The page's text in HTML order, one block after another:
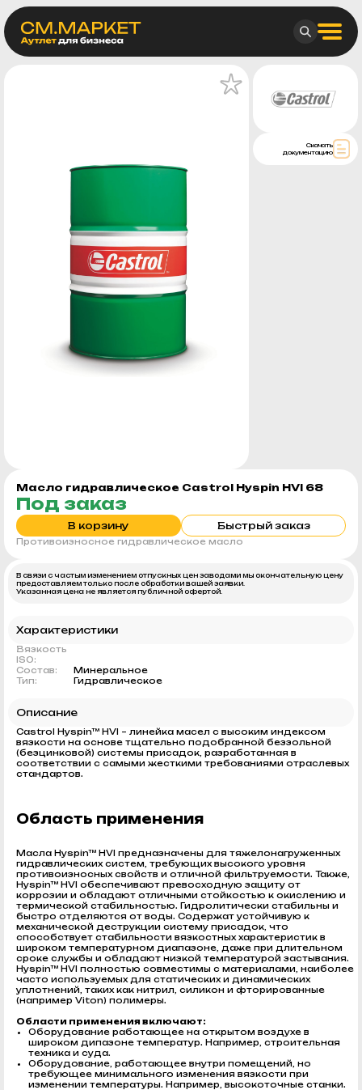
Масло гидравлическое Castrol Hyspin HVI 68
Под заказ
В корзину Быстрый заказ
Противоизносное гидравлическое масло
Скачать
документацию
В связи с частым изменением отпускных цен заводами мы окончательную цену
предоставляем только после обработки вашей заявки.
Указанная цена не является публичной офертой.
Характеристики
Вязкость
ISO:
Состав:
Минеральное
Тип:
Гидравлическое
Описание
Castrol Hyspin™ HVI – линейка масел с высоким индексом
вязкости на основе тщательно подобранной беззольной
(безцинковой) системы присадок, разработанная в
соответствии с самыми жесткими требованиями отраслевых
стандартов.
Область применения
Масла Hyspin™ HVI предназначены для тяжелонагруженных
гидравлических систем, требующих высокого уровня
противоизносных свойств и отличной фильтруемости. Также,
Hyspin™ HVI обеспечивают превосходную защиту от
коррозии и обладают отличными стойкостью к окислению и
термической стабильностью. Гидролитически стабильны и
быстро отделяются от воды. Содержат устойчивую к
механической деструкции систему присадок, что
способствует стабильности вязкостных характеристик в
широком температурном диапазоне, даже при длительном
сроке службы и обладают низкой температурой застывания.
Hyspin™ HVI полностью совместимы с материалами, наиболее
часто используемых для статических и динамических
уплотнений, таких как нитрил, силикон и фторированные
(например Viton) полимеры.
Области применения включают:
Оборудование работающее на открытом воздухе в
широком дипазоне температур. Например, строительная
техника и суда.
Оборудование, работающее внутри помещений, но
требующее минимального изменения вязкости при
изменении температуры. Например, высокоточные станки.